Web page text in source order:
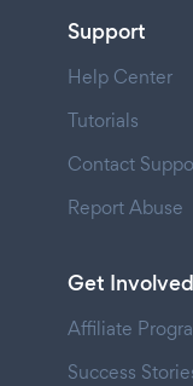
Support
Help Center
Tutorials
Contact
Report Abuse
Get Involved
Affiliate
Success